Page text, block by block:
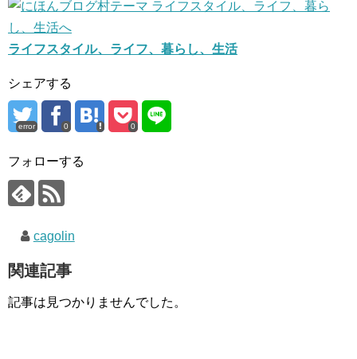
ライフスタイル、ライフ、暮らし、生活
シェアする
error 0 0
フォローする
cagolin
関連記事
記事は見つかりませんでした。